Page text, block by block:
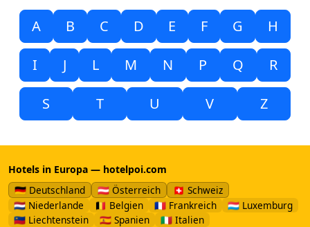
A B C D E F G H
I J L M N P Q R
S T U V Z
Hotels in Europa — hotelpoi.com
🇩🇪 Deutschland
🇦🇹 Österreich
🇨🇭 Schweiz
🇳🇱 Niederlande
🇧🇪 Belgien 🇫🇷 Frankreich
🇱🇺 Luxemburg
🇱🇮 Liechtenstein
🇪🇸 Spanien 🇮🇹 Italien